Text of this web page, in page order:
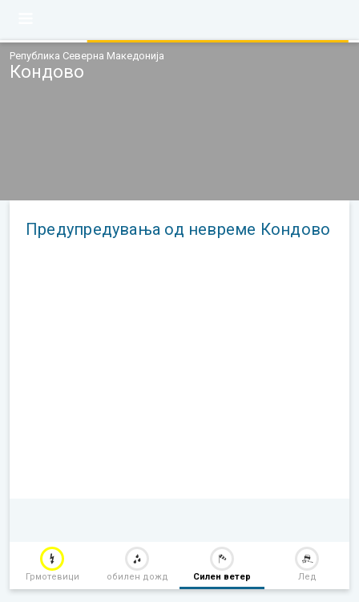
Република Северна Македонија
Кондово
Предупредувања од невреме Кондово
Грмотевици обилен дожд Силен ветер Лед